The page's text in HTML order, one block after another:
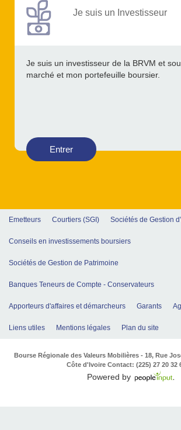
Je suis un Investisseur
Je suis un investisseur de la BRVM et
marché et mon portefeuille boursier.
Entrer
Emetteurs Courtiers (SGI) Sociétés de Gestion
Conseils en investissements boursiers
Sociétés de Gestion de Patrimoine
Banques Teneurs de Compte - Conservateurs
Apporteurs d'affaires et démarcheurs Garants
Liens utiles Mentions légales Plan du site
Bourse Régionale des Valeurs Mobilières - 18, Rue
Côte d'Ivoire Contact: (225) 27 20 32
Powered by